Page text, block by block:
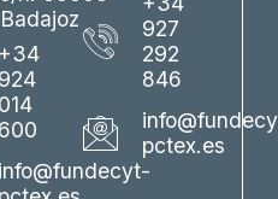
Badajoz
+34
924
014
600
info@fundecyt-
927
292
846
pctex.es